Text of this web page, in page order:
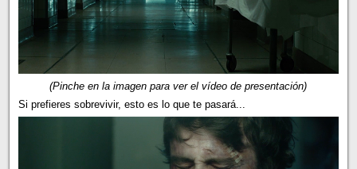
(Pinche en la imagen para ver el vídeo de presentación)
Si prefieres sobrevivir, esto es lo que te pasará...